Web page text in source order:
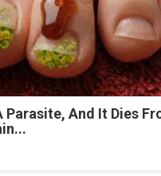
Parasite, And It Dies